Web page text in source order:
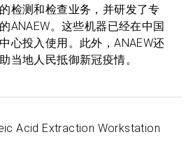
检测和检查业务，并研发了专
ANAEW。这些机器已经在中国
心投入使用。此外，ANAEW还
当地人民抵御新冠疫情。